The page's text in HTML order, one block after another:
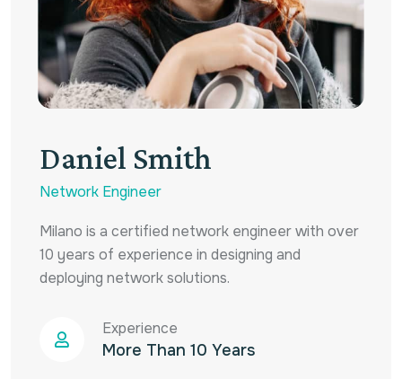
Daniel Smith
Network Engineer
Milano is a certified network engineer with over
10 years of experience in designing and
deploying network solutions.
Experience
More Than 10 Years